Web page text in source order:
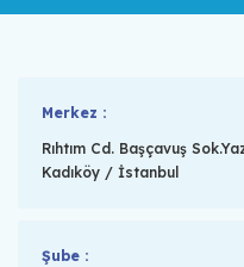
Merkez :
Rıhtım Cd. Başçavuş
Kadıköy / İstanbul
Şube :